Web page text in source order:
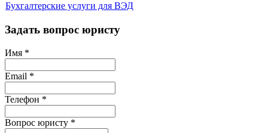
Бухгалтерские услуги для ВЭД
Задать вопрос юристу
Имя *
Email *
Телефон *
Вопрос юристу *